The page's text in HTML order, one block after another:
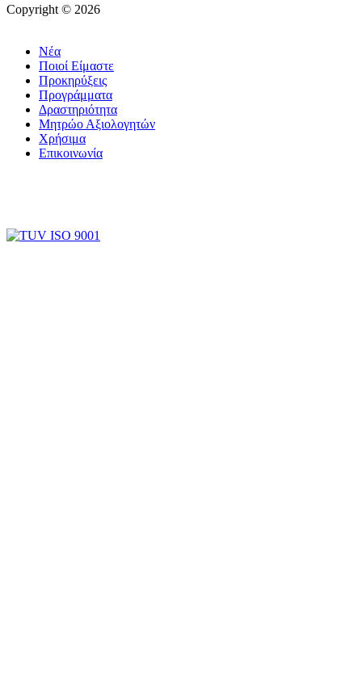
Copyright © 2026
Νέα
Ποιοί Είμαστε
Προκηρύξεις
Προγράμματα
Δραστηριότητα
Μητρώο Αξιολογητών
Χρήσιμα
Επικοινωνία